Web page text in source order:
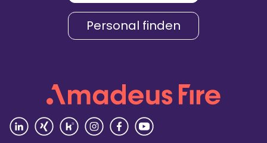
Karriere & Gehalt
4,2
Unternehmenskultur
4,3
4,4
Rezensionen lesen
Personal finden